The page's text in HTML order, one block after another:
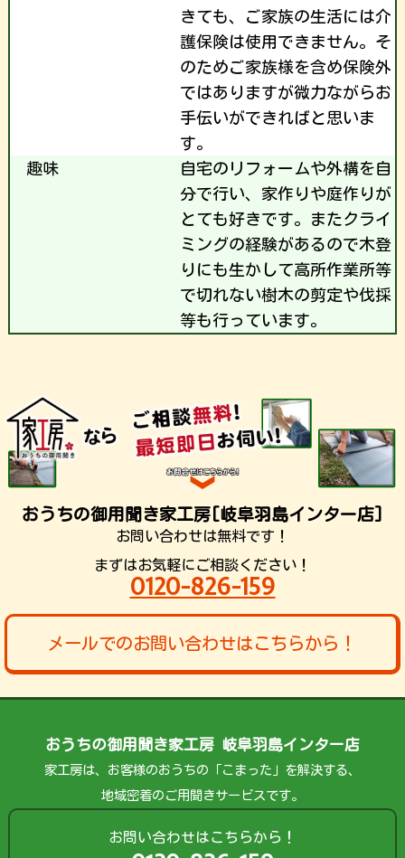
きても、ご家族の生活には介
護保険は使用できません。そ
のためご家族様を含め保険外
ではありますが微力ながらお
手伝いができればと思いま
す。
趣味
自宅のリフォームや外構を自
分で行い、家作りや庭作りが
とても好きです。またクライ
ミングの経験があるので木登
りにも生かして高所作業所等
で切れない樹木の剪定や伐採
等も行っています。
おうちの御用聞き家工房[岐阜羽島インター店]
お問い合わせは無料です！
まずはお気軽にご相談ください！
0120-826-159
メールでのお問い合わせはこちらから！
おうちの御用聞き家工房 岐阜羽島インター店
家工房は、お客様のおうちの「こまった」を解決する、
地域密着のご用聞きサービスです。
お問い合わせはこちらから！